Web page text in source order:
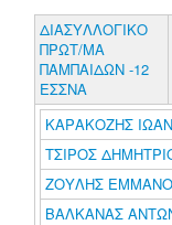
ΔΙΑΣΥΛΛΟΓΙΚΟ
ΠΡΩΤ/ΜΑ
ΠΑΜΠΑΙΔΩΝ -12
ΕΣΣΝΑ
ΚΑΡΑΚΟΖΗΣ
ΤΣΙΡΟΣ
ΖΟΥΛΗΣ
ΒΑΛΚΑΝΑΣ